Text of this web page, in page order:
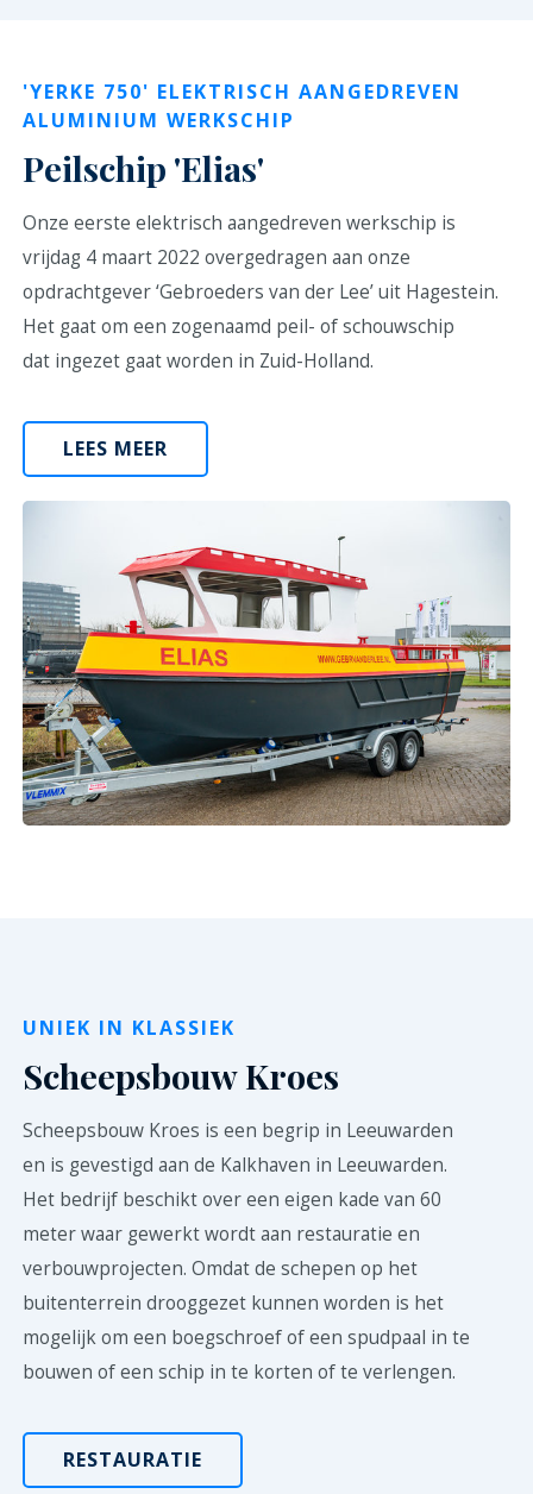
'YERKE 750' ELEKTRISCH AANGEDREVEN
ALUMINIUM WERKSCHIP
Peilschip 'Elias'
Onze eerste elektrisch aangedreven werkschip is
vrijdag 4 maart 2022 overgedragen aan onze
opdrachtgever ‘Gebroeders van der Lee’ uit Hagestein.
Het gaat om een zogenaamd peil- of schouwschip
dat ingezet gaat worden in Zuid-Holland.
LEES MEER
UNIEK IN KLASSIEK
Scheepsbouw Kroes
Scheepsbouw Kroes is een begrip in Leeuwarden
en is gevestigd aan de Kalkhaven in Leeuwarden.
Het bedrijf beschikt over een eigen kade van 60
meter waar gewerkt wordt aan restauratie en
verbouwprojecten. Omdat de schepen op het
buitenterrein drooggezet kunnen worden is het
mogelijk om een boegschroef of een spudpaal in te
bouwen of een schip in te korten of te verlengen.
RESTAURATIE